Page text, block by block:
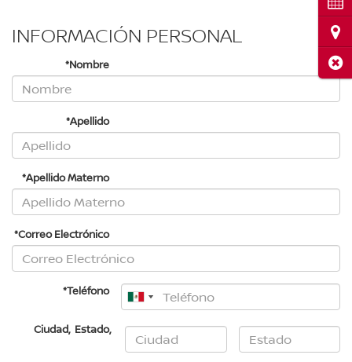
INFORMACIÓN PERSONAL
*Nombre
*Apellido
*Apellido Materno
*Correo Electrónico
*Teléfono
Ciudad, Estado,